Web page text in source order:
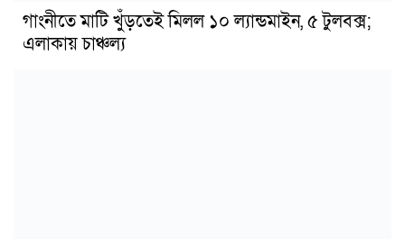
গাংনীতে মাটি খুঁড়তেই মিলল ১০ ল্যান্ডমাইন, ৫ টুলবক্স;
এলাকায় চাঞ্চল্য